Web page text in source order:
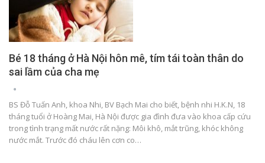
Bé 18 tháng ở Hà Nội hôn mê, tím tái toàn thân do
sai lầm của cha mẹ
BS Đỗ Tuấn Anh, khoa Nhi, BV Bạch Mai cho biết, bệnh nhi H.K.N, 18
tháng tuổi ở Hoàng Mai, Hà Nội được gia đình đưa vào khoa cấp cứu
trong tình trạng mất nước rất nặng: Môi khô, mắt trũng, khóc không
nước mắt. Trước đó cháu lên cơn co…